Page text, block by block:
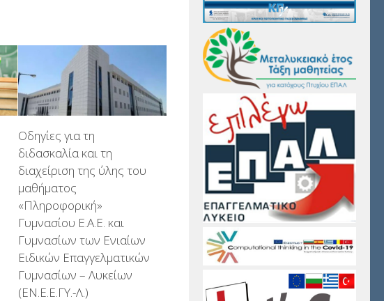
Οδηγίες για τη
διδασκαλία και τη
διαχείριση της ύλης του
μαθήματος
«Πληροφορική»
Γυμνασίου Ε.Α.Ε. και
Γυμνασίων των Ενιαίων
Ειδικών Επαγγελματικών
Γυμνασίων – Λυκείων
(ΕΝ.Ε.Ε.ΓΥ.-Λ.)